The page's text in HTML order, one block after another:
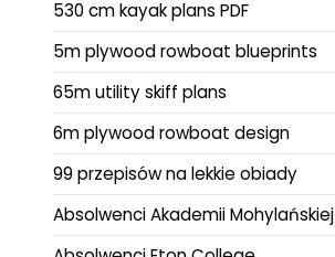
530 cm kayak plans PDF
5m plywood rowboat blueprints
65m utility skiff plans
6m plywood rowboat design
99 przepisów na lekkie obiady
Absolwenci Akademii Mohylańskiej